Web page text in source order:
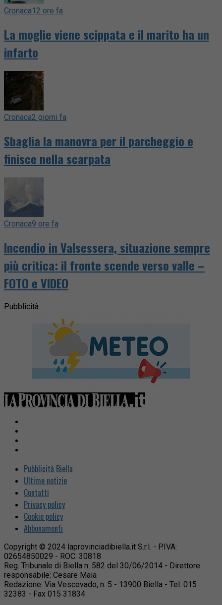
Cronaca12 ore fa
La moglie viene scippata e il marito ha un
infarto
Cronaca2 giorni fa
Sbaglia la manovra per il parcheggio e
finisce nella scarpata
Cronaca9 ore fa
Incendio in Valsessera, situazione sempre
più critica: il fronte scende verso valle –
FOTO e VIDEO
Pubblicità
Pubblicità Biella
Ultime notizie
Contatti
Privacy policy
Cookie policy
Abbonamenti
Copyright © 2024 laprovinciadibiella.it S.r.l. - P.IVA:
02654850029 - ROC: 30818
Reg. Tribunale di Biella n. 582 del 30/06/2014 - Direttore
responsabile: Cesare Maia
Redazione: Via Vescovado, n. 5 - 13900 Biella - Tel. 015
32383 - Fax 015 31834